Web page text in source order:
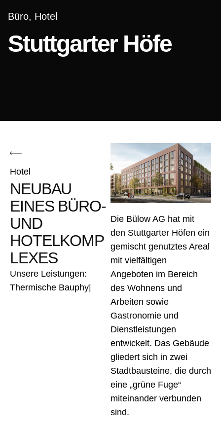
Büro Hotel
Stuttgarter Höfe
Hotel
NEUBAU
EINES BÜRO-
UND
HOTELKOMP
LEXES
Unsere Leistungen:
Thermische Bauphysik
Die Bülow AG hat mit
den Stuttgarter Höfen ein
gemischt genutztes Areal
mit vielfältigen
Angeboten im Bereich
des Wohnens und
Arbeiten sowie
Gastronomie und
Dienstleistungen
entwickelt. Das Gebäude
gliedert sich in zwei
Stadtbausteine, die durch
eine „grüne Fuge“
miteinander verbunden
sind.